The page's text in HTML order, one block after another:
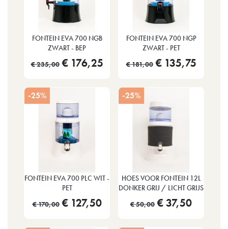
FONTEIN EVA 700 NGB
ZWART - BEP
€ 235,00 € 176,25
FONTEIN EVA 700 NGP
ZWART - PET
€ 181,00 € 135,75
FONTEIN EVA 700 PLC WIT -
PET
€ 170,00 € 127,50
-25%
HOES VOOR FONTEIN 12L
DONKER GRIJ / LICHT GRIJS
€ 50,00 € 37,50
-25%